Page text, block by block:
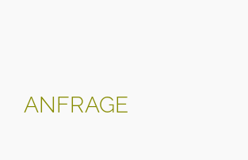
ANFRAGE